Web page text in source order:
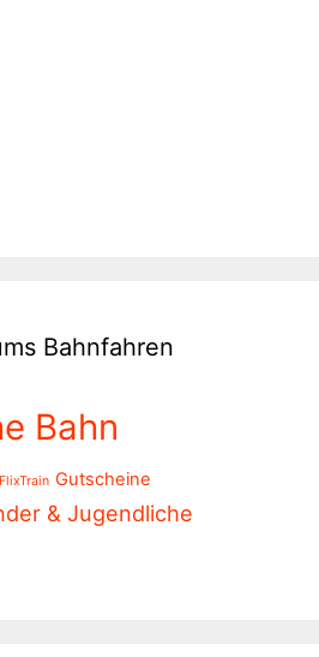
Bahnfahren
Bahn
FlixTrain Gutscheine
& Jugendliche